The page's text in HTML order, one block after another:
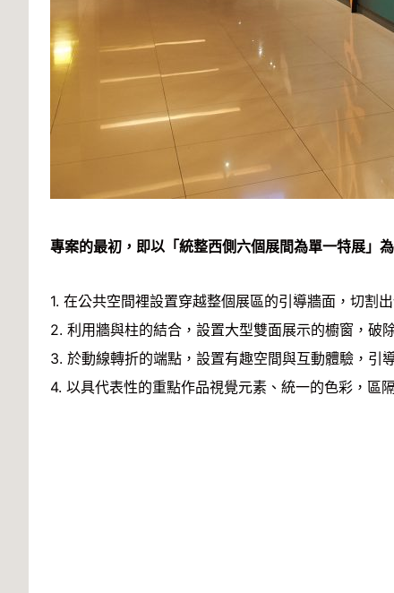
專案的最初，即以「統整西側六個展間為單一特展」
1. 在公共空間裡設置穿越整個展區的引導牆面，切割
2. 利用牆與柱的結合，設置大型雙面展示的櫥窗，破
3. 於動線轉折的端點，設置有趣空間與互動體驗，引
4. 以具代表性的重點作品視覺元素、統一的色彩，區